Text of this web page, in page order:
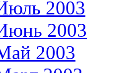
2003
2003
2003